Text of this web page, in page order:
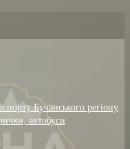
Бучанського регіону
автобуси